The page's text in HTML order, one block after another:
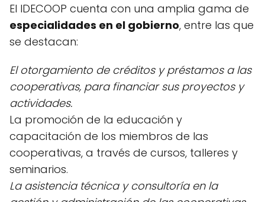
El IDECOOP cuenta con una amplia gama de
especialidades en el gobierno, entre las que
se destacan:
El otorgamiento de créditos y préstamos a las
cooperativas, para financiar sus proyectos y
actividades.
La promoción de la educación y
capacitación de los miembros de las
cooperativas, a través de cursos, talleres y
seminarios.
La asistencia técnica y consultoría en la